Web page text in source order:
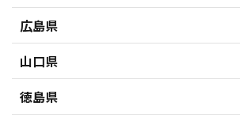
広島県
山口県
徳島県